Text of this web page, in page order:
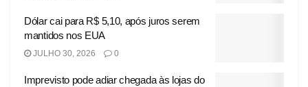
Dólar cai para R$ 5,10, após juros serem
mantidos nos EUA
JULHO 30, 2026 0
Imprevisto pode adiar chegada às lojas do